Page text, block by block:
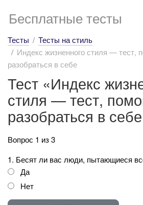
Бесплатные тесты
Тесты
Тесты на стиль
Индекс жизненного стиля — тест,
разобраться в себе
Тест «Индекс
стиля — тест,
разобраться в
Вопрос 1 из 3
1. Бесят ли вас люди, пытающиеся
Да
Нет